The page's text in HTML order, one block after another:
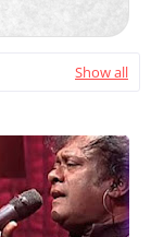
Show all